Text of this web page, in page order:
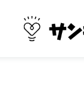
収納・片付け